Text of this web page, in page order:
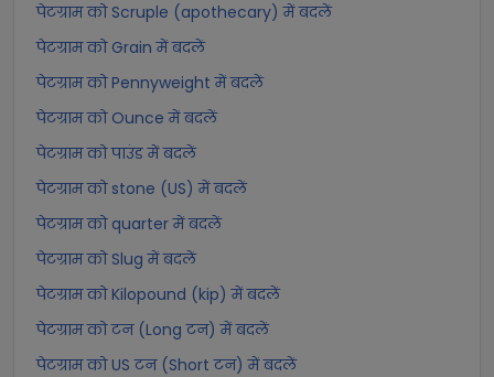
पेटग्राम को Scruple (apothecary) में बदलें
पेटग्राम को Grain में बदलें
पेटग्राम को Pennyweight में बदलें
पेटग्राम को Ounce में बदलें
पेटग्राम को पाउंड में बदलें
पेटग्राम को stone (US) में बदलें
पेटग्राम को quarter में बदलें
पेटग्राम को Slug में बदलें
पेटग्राम को Kilopound (kip) में बदलें
पेटग्राम को टन (Long टन) में बदलें
पेटग्राम को US टन (Short टन) में बदलें